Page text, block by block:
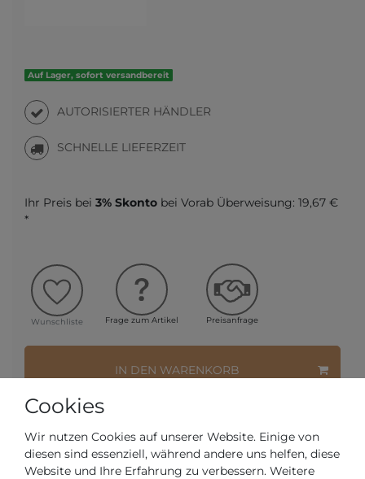
Auf Lager, sofort versandbereit
AUTORISIERTER HÄNDLER
SCHNELLE LIEFERZEIT
Ihr Preis bei 3% Skonto bei Vorab Überweisung: 19,67 €
*
Wunschliste Frage zum Artikel Preisanfrage
IN DEN WARENKORB
Cookies
Wir nutzen Cookies auf unserer Website. Einige von
diesen sind essenziell, während andere uns helfen, diese
Website und Ihre Erfahrung zu verbessern. Weitere